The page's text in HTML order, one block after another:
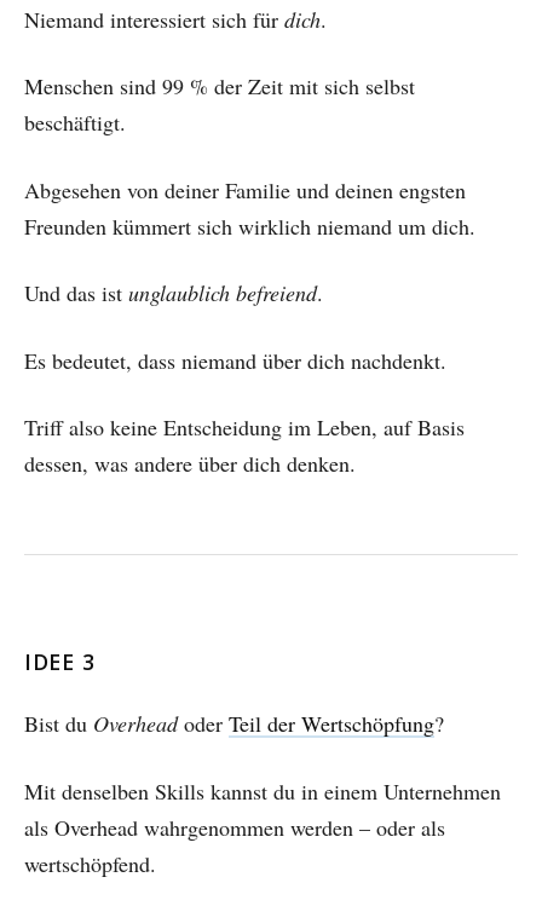
Niemand interessiert sich für dich.
Menschen sind 99 % der Zeit mit sich selbst
beschäftigt.
Abgesehen von deiner Familie und deinen engsten
Freunden kümmert sich wirklich niemand um dich.
Und das ist unglaublich befreiend.
Es bedeutet, dass niemand über dich nachdenkt.
Triff also keine Entscheidung im Leben, auf Basis
dessen, was andere über dich denken.
IDEE 3
Bist du Overheadoder Teil der Wertschöpfung?
Mit denselben Skills kannst du in einem Unternehmen
als Overhead wahrgenommen werden – oder als
wertschöpfend.